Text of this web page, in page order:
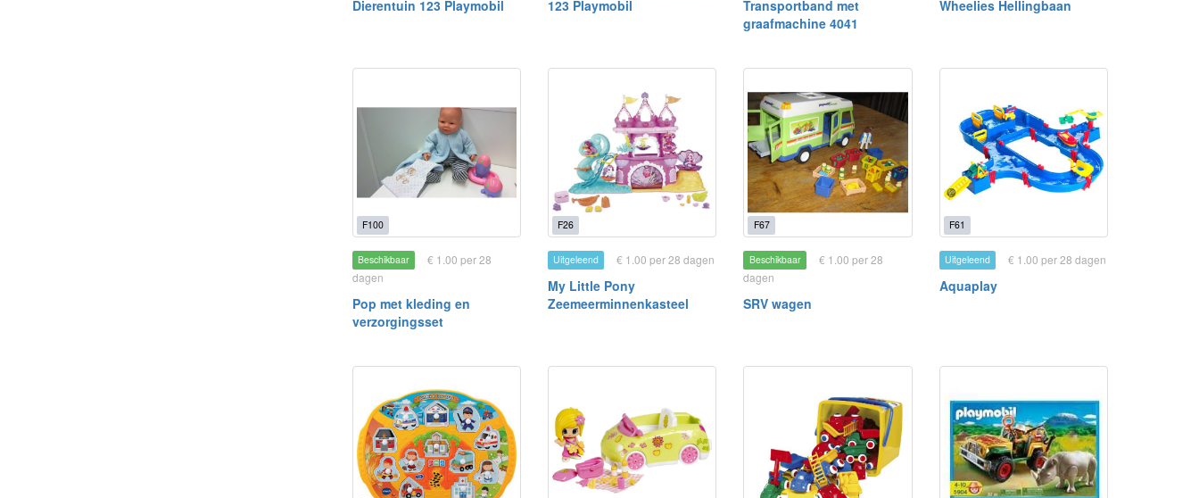
Dierentuin 123 Playmobil
123 Playmobil
Transportband met
graafmachine 4041
Wheelies Hellingbaan
F100
Beschikbaar
€ 1.00 per 28
dagen
Pop met kleding en
verzorgingsset
F26
Uitgeleend € 1.00 per 28 dagen
My Little Pony
Zeemeerminnenkasteel
F67
Beschikbaar
€ 1.00 per 28
dagen
SRV wagen
F61
Uitgeleend € 1.00 per 28 dagen
Aquaplay